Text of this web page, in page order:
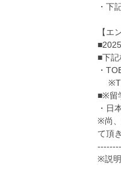
・下
【エ
■下記
・
■※留
・日
※尚
て頂
※説